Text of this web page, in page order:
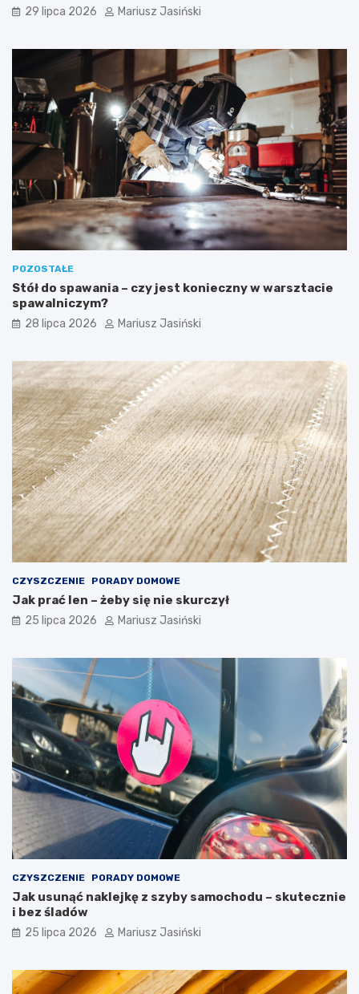
29 lipca 2026 Mariusz Jasiński
POZOSTAŁE
Stół do spawania – czy jest konieczny w warsztacie
spawalniczym?
28 lipca 2026 Mariusz Jasiński
CZYSZCZENIE PORADY DOMOWE
Jak prać len – żeby się nie skurczył
25 lipca 2026 Mariusz Jasiński
CZYSZCZENIE PORADY DOMOWE
Jak usunąć naklejkę z szyby samochodu – skutecznie
i bez śladów
25 lipca 2026 Mariusz Jasiński